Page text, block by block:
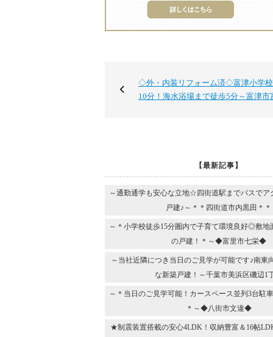
◇外・内装リフォーム済◇富津小学
10分！海水浴場まで徒歩5分～富津市
【最新記事】
～通勤通学も安心な立地☆四街道駅までバスでア
戸建♪～＊＊四街道市内黒田＊＊
～＊小学校徒歩15分圏内で子育て環境良好◎敷地
の戸建！＊～◆富里市七栄◆
～当社近隣につき当日のご見学が可能です♪南東
な新築戸建！～千葉市美浜区磯辺1
～＊当日のご見学可能！カースペース並列3台駐
＊～◆八街市文違◆
★制震装置搭載の安心4LDK！収納豊富＆16帖